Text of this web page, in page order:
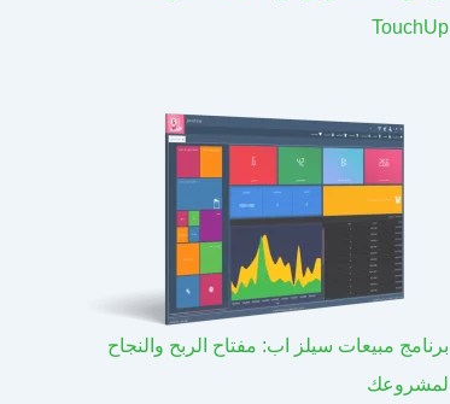
TouchUp
برنامج مبيعات سيلز اب: مفتاح الربح والنجاح
لمشروعك